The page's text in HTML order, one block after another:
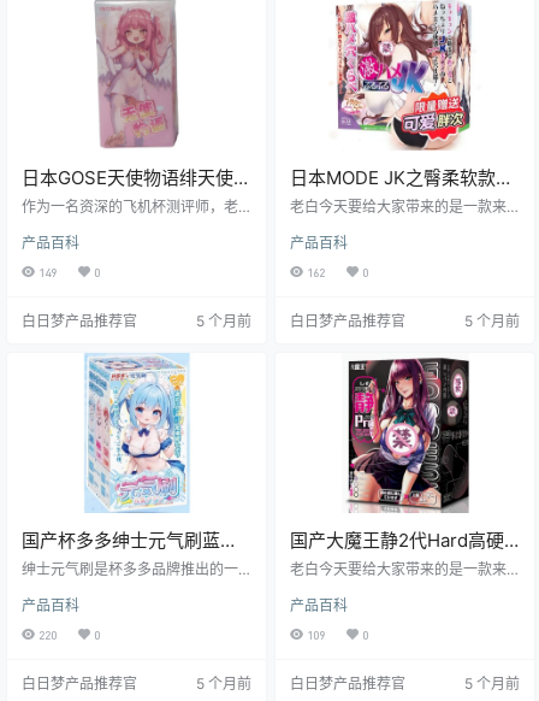
日本GOSE天使物语绯天使便
携式小飞机杯测评报告
作为一名资深的飞机杯测评师，老
色的飞机杯——GOSE天使物语绯天
使。这款飞机杯以其独特的设计和
出色的体验，受到了众多用户的喜
家详细解读这款产品，希望能为你
产品百科
149 0
白日梦产品推荐官 5 个月前
日本MODE JK之臀柔软款双
穴屁股炮架飞机杯测评报告
老白今天要给大家带来的是一款来
K之臀柔软款。这款产品以其超高的
拟真度和独特的设计，成为了许多
爱好者心目中的“初恋”。它不仅外观
来，就让我们一起深入了解一下这
产品百科
162 0
白日梦产品推荐官 5 个月前
国产杯多多绅士元气刷蓝色
慢玩款便携设计浴室可用飞
绅士元气刷是杯多多品牌推出的一
携式飞机杯，具有便携性、隐私保
护和多种体验模式等特点，适合不
同用户在不同场景下使用。
产品百科
220 0
白日梦产品推荐官 5 个月前
国产大魔王静2代Hard高硬
度刺激飞机杯测评报告
老白今天要给大家带来的是一款来
测评。这款飞机杯以其高硬度和独
特的设计，吸引了众多玩家的关
注。接下来，就让我们一起深入了
产品百科
109 0
白日梦产品推荐官 5 个月前